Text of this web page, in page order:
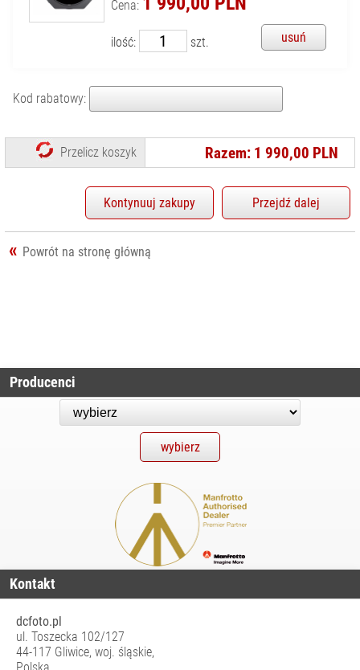
Cena:
ilość: szt. usuń
Kod rabatowy:
Przelicz koszyk Razem: 1 990,00 PLN
Przejdź dalej
Kontynuuj zakupy
Powrót na stronę główną
DYSKI SSD
FILTRY
AKCESORIA DO
EFEKTOWE
FILTRY
SZARE (ND)
FILTRY
POLARYZACYJNE
SYSTEM IRIX
MARUMI
SYSTEM NISI
SYSTEM DROP-
IN
SYSTEM NISI
100MM
SYSTEM NISI
70MM
Producenci
Kontakt
dcfoto.pl
ul. Toszecka 102/127
44-117 Gliwice, woj. śląskie,